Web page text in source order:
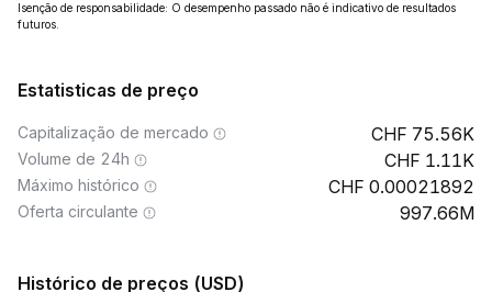
Isenção de responsabilidade: O desempenho passado não é indicativo de resultados
futuros.
Estatisticas de preço
Capitalização de mercado 75.56K
Volume de 24h 1.11K
Máximo histórico 0.00021892
Oferta circulante 997.66M
Histórico de preços (USD)